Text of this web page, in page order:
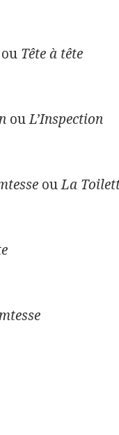
ou Tête à tête
ouL’Inspection
ouLa